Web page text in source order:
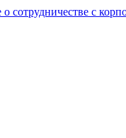
о сотрудничестве с